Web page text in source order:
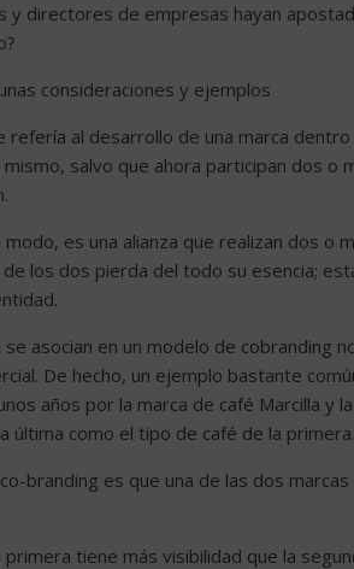
y directores de empresas hayan
consideraciones y ejemplos
refería al desarrollo de una marca
salvo que ahora participan dos o
es una alianza que realizan dos o
de los dos pierda del todo su esencia;
se asocian en un modelo de cobranding
De hecho, un ejemplo bastante
años por la marca de café Marcilla y
última como el tipo de café de la primera.
branding es que una de las dos
primera tiene más visibilidad que la